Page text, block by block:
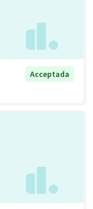
Acceptada